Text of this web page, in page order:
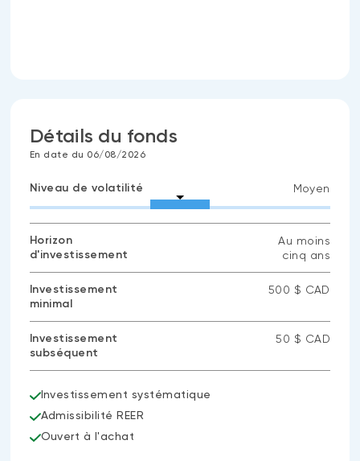
Détails du fonds
En date du 06/08/2026
Niveau de volatilité Moyen
Horizon
d'investissement
Au moins
cinq ans
Investissement
minimal
500 $ CAD
Investissement
subséquent
50 $ CAD
Investissement systématique
Admissibilité REER
Ouvert à l'achat